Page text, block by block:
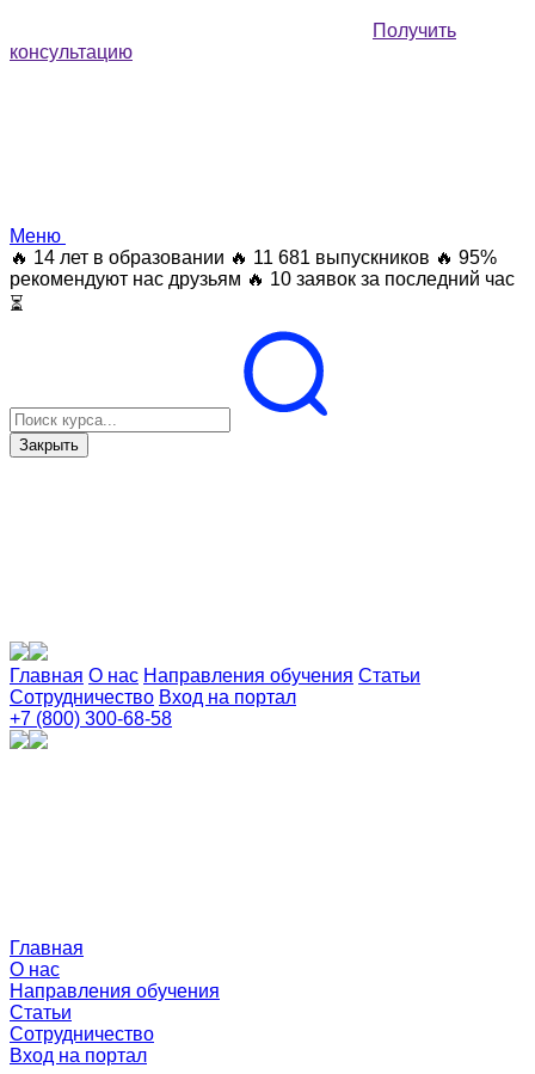
Получить
консультацию
Меню
🔥 14 лет в образовании 🔥 11 681 выпускников 🔥 95%
рекомендуют нас друзьям 🔥 10 заявок за последний час
⏳
Закрыть
Главная О нас Направления обучения Статьи
Сотрудничество Вход на портал
+7 (800) 300-68-58
Главная
О нас
Направления обучения
Статьи
Сотрудничество
Вход на портал